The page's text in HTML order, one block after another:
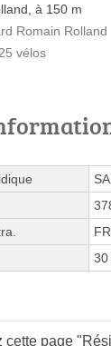
à 150 m
Romain Rolland
vélos
30
cette page